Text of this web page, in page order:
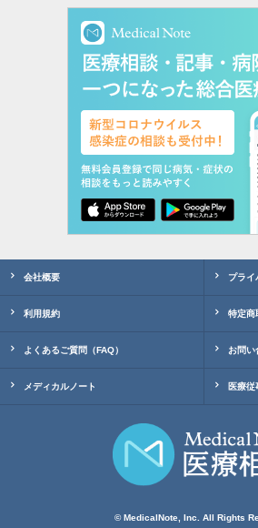
会社概要 プライ
利用規約 特定商
よくあるご質問（FAQ） お問い
メディカルノート 医療従
© MedicalNote, Inc. All Rights